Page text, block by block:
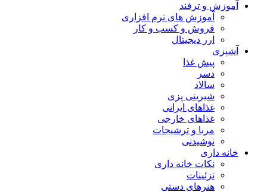
آموزش و ترفند
آموزش های نرم افزاری
فروش و کسب و کار
ارز دیجیتال
آشپزی
پیش غذا
دسر
سالاد
شیرینی پزی
غذاهای ایرانی
غذاهای خارجی
مربا و ترشیجات
نوشیدنی
خانه داری
نکات خانه داری
تزئینات
هنرهای دستی